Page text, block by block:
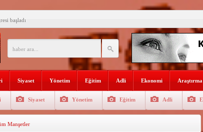
başladı
ve Yılmaz’ı ziyaret etti
ilk gününde rekor ziyaretçi
ADI: AKDENİZ
Fuar: Yapısparta
sathi kaplama yapıldı
Siyaset Yönetim Eğitim Adli Ekonomi Araştırma
Siyaset Yönetim Eğitim Adli
Manşetler